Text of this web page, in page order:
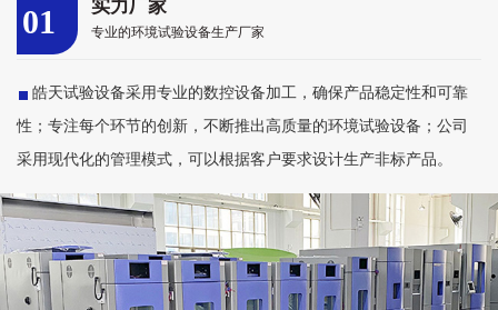
01 实力厂家
专业的环境试验设备生产厂家
皓天试验设备采用专业的数控设备加工，确保产品稳定性和可靠
性；专注每个环节的创新，不断推出高质量的环境试验设备；公司
采用现代化的管理模式，可以根据客户要求设计生产非标产品。